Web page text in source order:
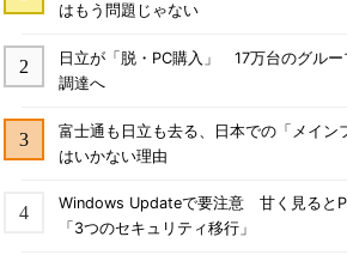
はもう問題じゃない
日立が「脱・PC購入」 17万台のグルー
調達へ
富士通も日立も去る、日本での「メイン
はいかない理由
Windows Updateで要注意 甘く見ると
「3つのセキュリティ移行」